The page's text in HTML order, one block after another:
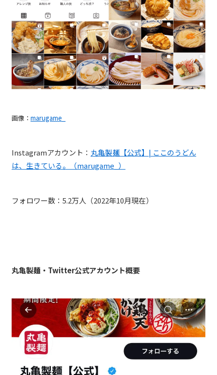
画像： marugame_
Instagramアカウント： 丸亀製麺【公式】| ここのうどん
は、生きている。（marugame_）
フォロワー数：5.2万人（2022年10月現在）
丸亀製麺・Twitter公式アカウント概要